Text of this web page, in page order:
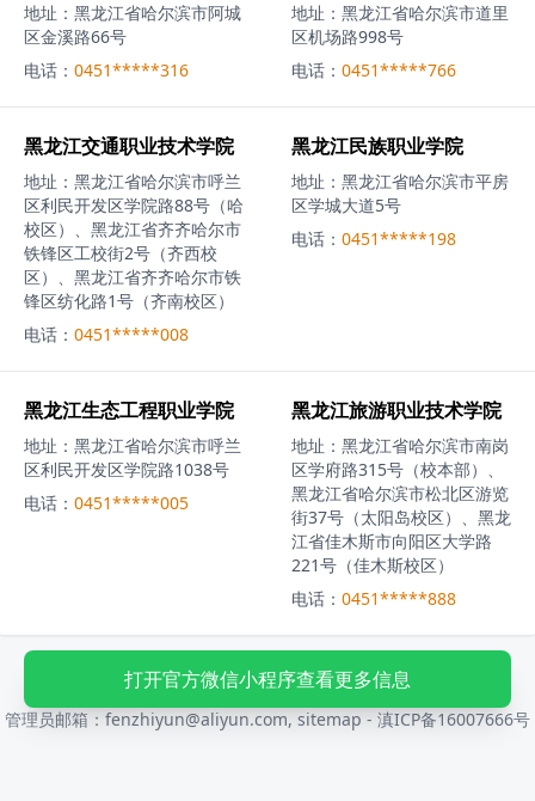
打开官方微信小程序查看更多信息
地址： 黑龙江省哈尔滨市阿城
区金溪路66号
电话： 0451*****316
地址： 黑龙江省哈尔滨市道里
区机场路998号
电话： 0451*****766
黑龙江交通职业技术学院
地址： 黑龙江省哈尔滨市呼兰
区利民开发区学院路88号（哈
校区）、黑龙江省齐齐哈尔市
铁锋区工校街2号（齐西校
区）、黑龙江省齐齐哈尔市铁
锋区纺化路1号（齐南校区）
电话： 0451*****008
黑龙江民族职业学院
地址： 黑龙江省哈尔滨市平房
区学城大道5号
电话： 0451*****198
黑龙江生态工程职业学院
地址： 黑龙江省哈尔滨市呼兰
区利民开发区学院路1038号
电话： 0451*****005
黑龙江旅游职业技术学院
地址： 黑龙江省哈尔滨市南岗
区学府路315号（校本部）、
黑龙江省哈尔滨市松北区游览
街37号（太阳岛校区）、黑龙
江省佳木斯市向阳区大学路
221号（佳木斯校区）
电话： 0451*****888
Copyright 2024-2027 114城市通 All Rights Reserved
如平台所提供信息有误，烦请联系管理员进行更正，谢谢！
管理员邮箱：fenzhiyun@aliyun.com, sitemap - 滇ICP备16007666号